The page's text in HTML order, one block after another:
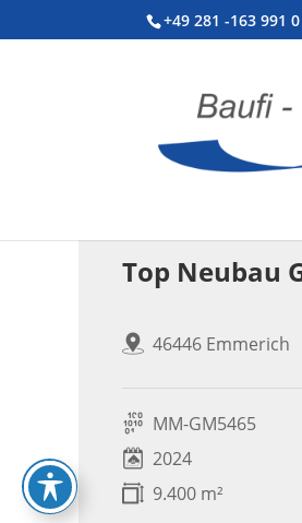
+49 281 -163 991 0
Top Neubau
46446 Emmerich
MM-GM5465
2024
9.400 m²